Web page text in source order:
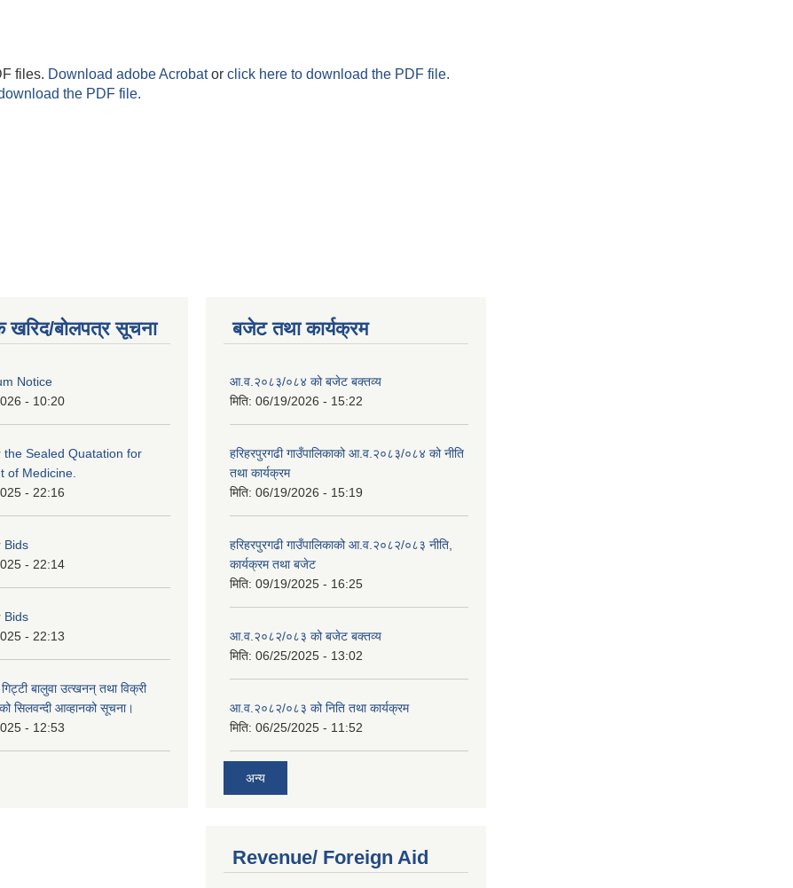
files. Download adobe Acrobator click here to download the PDF file.
the PDF file.
खरिद/बोलपत्र सूचना
Notice
- 10:20
the Sealed Quatation for
of Medicine.
- 22:16
Bids
- 22:14
Bids
- 22:13
बालुवा उत्खनन् तथा विक्री
सिलवन्दी आव्हानको सूचना।
- 12:53
बजेट तथा कार्यक्रम
आ.व.२०८३/०८४ को बजेट बक्तव्य
मिति: 06/19/2026 - 15:22
हरिहरपुरगढी गाउँपालिकाको आ.व.२०८३/०८४ को नीति
तथा कार्यक्रम
मिति: 06/19/2026 - 15:19
हरिहरपुरगढी गाउँपालिकाको आ.व.२०८२/०८३ नीति,
कार्यक्रम तथा बजेट
मिति: 09/19/2025 - 16:25
आ.व.२०८२/०८३ को बजेट बक्तव्य
मिति: 06/25/2025 - 13:02
आ.व.२०८२/०८३ को निति तथा कार्यक्रम
मिति: 06/25/2025 - 11:52
अन्य
Revenue/ Foreign Aid